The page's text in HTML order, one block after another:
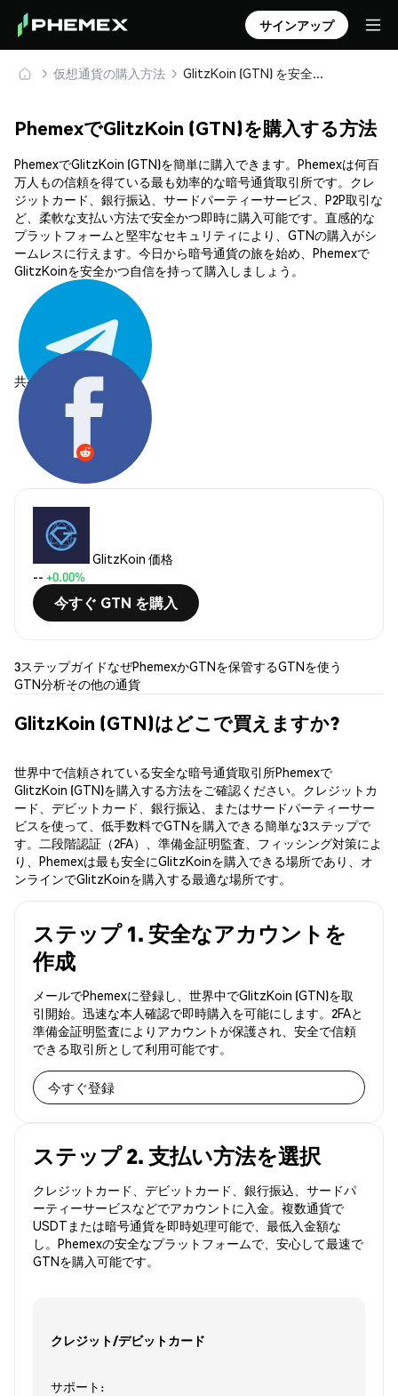
サインアップ
仮想通貨の購入方法 GlitzKoin (GTN) を安全に購入・保管
PhemexでGlitzKoin (GTN)を購入する方法
PhemexでGlitzKoin (GTN)を簡単に購入できます。Phemexは何百
万人もの信頼を得ている最も効率的な暗号通貨取引所です。クレ
ジットカード、銀行振込、サードパーティーサービス、P2P取引な
ど、柔軟な支払い方法で安全かつ即時に購入可能です。直感的な
プラットフォームと堅牢なセキュリティにより、GTNの購入がシ
ームレスに行えます。今日から暗号通貨の旅を始め、Phemexで
GlitzKoinを安全かつ自信を持って購入しましょう。
共有する:
GlitzKoin 価格
-- +0.00%
今すぐ GTN を購入
3ステップガイドなぜPhemexかGTNを保管するGTNを使う
GTN分析その他の通貨
GlitzKoin (GTN)はどこで買えますか?
世界中で信頼されている安全な暗号通貨取引所Phemexで
GlitzKoin (GTN)を購入する方法をご確認ください。クレジットカ
ード、デビットカード、銀行振込、またはサードパーティーサー
ビスを使って、低手数料でGTNを購入できる簡単な3ステップで
す。二段階認証（2FA）、準備金証明監査、フィッシング対策によ
り、Phemexは最も安全にGlitzKoinを購入できる場所であり、オ
ンラインでGlitzKoinを購入する最適な場所です。
ステップ 1. 安全なアカウントを
作成
メールでPhemexに登録し、世界中でGlitzKoin (GTN)を取
引開始。迅速な本人確認で即時購入を可能にします。2FAと
準備金証明監査によりアカウントが保護され、安全で信頼
できる取引所として利用可能です。
今すぐ登録
ステップ 2. 支払い方法を選択
クレジットカード、デビットカード、銀行振込、サードパ
ーティーサービスなどでアカウントに入金。複数通貨で
USDTまたは暗号通貨を即時処理可能で、最低入金額な
し。Phemexの安全なプラットフォームで、安心して最速で
GTNを購入可能です。
クレジット/デビットカード
サポート: